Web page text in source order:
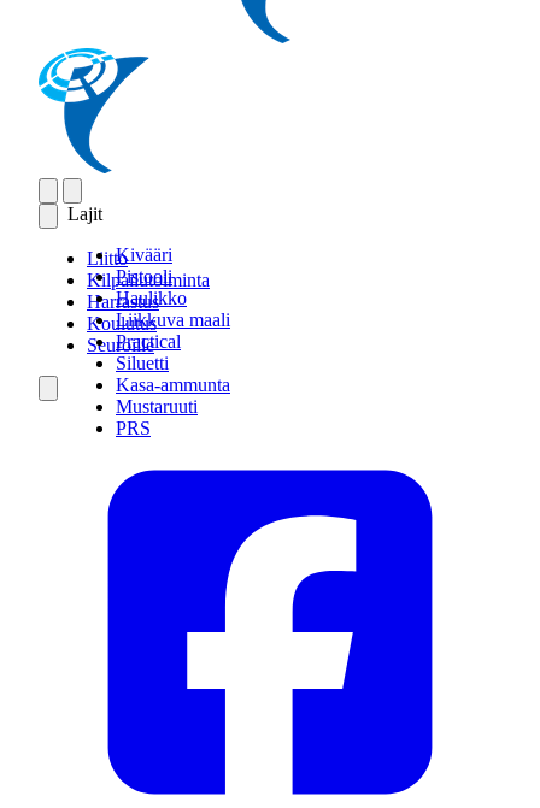
Lajit
Kivääri
Pistooli
Haulikko
Liikkuva maali
Practical
Siluetti
Kasa-ammunta
Mustaruuti
PRS
Liitto
Kilpailutoiminta
Harrastus
Koulutus
Seuroille